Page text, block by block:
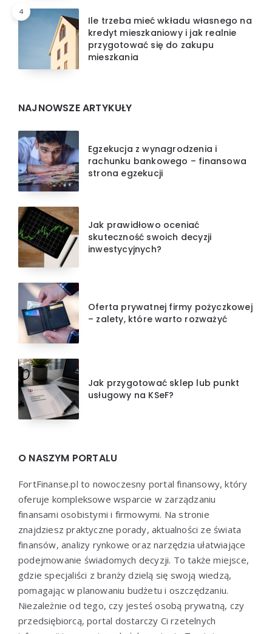
4
Ile trzeba mieć wkładu własnego na
kredyt mieszkaniowy i jak realnie
przygotować się do zakupu
mieszkania
NAJNOWSZE ARTYKUŁY
Egzekucja z wynagrodzenia i
rachunku bankowego – finansowa
strona egzekucji
Jak prawidłowo oceniać
skuteczność swoich decyzji
inwestycyjnych?
Oferta prywatnej firmy pożyczkowej
– zalety, które warto rozważyć
Jak przygotować sklep lub punkt
usługowy na KSeF?
O NASZYM PORTALU
FortFinanse.pl to nowoczesny portal finansowy, który
oferuje kompleksowe wsparcie w zarządzaniu
finansami osobistymi i firmowymi. Na stronie
znajdziesz praktyczne porady, aktualności ze świata
finansów, analizy rynkowe oraz narzędzia ułatwiające
podejmowanie świadomych decyzji. To także miejsce,
gdzie specjaliści z branży dzielą się swoją wiedzą,
pomagając w planowaniu budżetu i oszczędzaniu.
Niezależnie od tego, czy jesteś osobą prywatną, czy
przedsiębiorcą, portal dostarczy Ci rzetelnych